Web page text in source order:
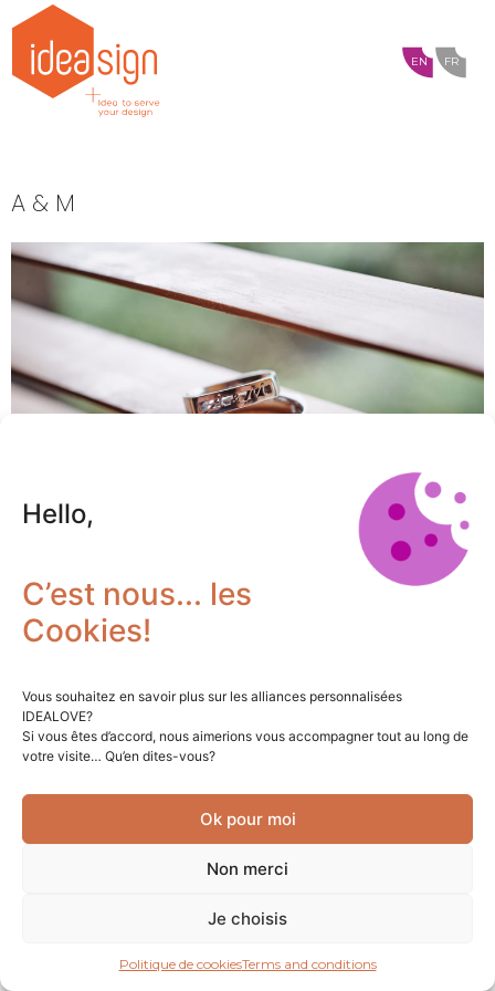
Hello,
C’est nous... les
Cookies!
Vous souhaitez en savoir plus sur les alliances personnalisées
IDEALOVE?
Si vous êtes d’accord, nous aimerions vous accompagner tout au long de
votre visite… Qu’en dites-vous?
Ok pour moi
Non merci
Je choisis
Politique de cookiesTerms and conditions
FR
EN
A & M